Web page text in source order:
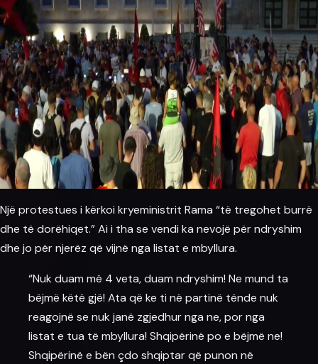
Një protestues i kërkoi kryeministrit Rama “të tregohet burrë
dhe të dorëhiqet.” Ai i tha se vendi ka nevojë për ndryshim
dhe jo për njerëz që vijnë nga listat e mbyllura.
“Nuk duam më 4 veta, duam ndryshim! Ne mund ta
bëjmë këtë gjë! Ata që ke ti në partinë tënde nuk
reagojnë se nuk janë zgjedhur nga ne, por nga
listat e tua të mbyllura! Shqipërinë po e bëjmë ne!
Shqipërinë e bën çdo shqiptar që punon në